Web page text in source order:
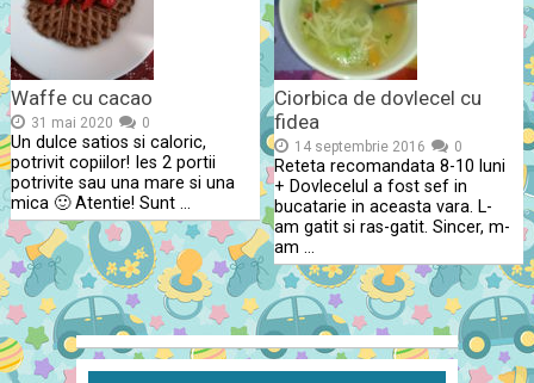
Waffe cu cacao
31 mai 2020 0
Un dulce satios si caloric,
potrivit copiilor! Ies 2 portii
potrivite sau una mare si una
mica 🙂 Atentie! Sunt …
Ciorbica de dovlecel cu
fidea
14 septembrie 2016 0
Reteta recomandata 8-10 luni
+ Dovlecelul a fost sef in
bucatarie in aceasta vara. L-
am gatit si ras-gatit. Sincer, m-
am …